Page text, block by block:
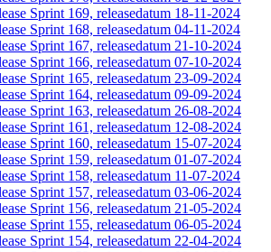
Sprint 169, releasedatum 18-11-2024
Sprint 168, releasedatum 04-11-2024
Sprint 167, releasedatum 21-10-2024
Sprint 166, releasedatum 07-10-2024
Sprint 165, releasedatum 23-09-2024
Sprint 164, releasedatum 09-09-2024
Sprint 163, releasedatum 26-08-2024
Sprint 161, releasedatum 12-08-2024
Sprint 160, releasedatum 15-07-2024
Sprint 159, releasedatum 01-07-2024
Sprint 158, releasedatum 11-07-2024
Sprint 157, releasedatum 03-06-2024
Sprint 156, releasedatum 21-05-2024
Sprint 155, releasedatum 06-05-2024
Sprint 154, releasedatum 22-04-2024